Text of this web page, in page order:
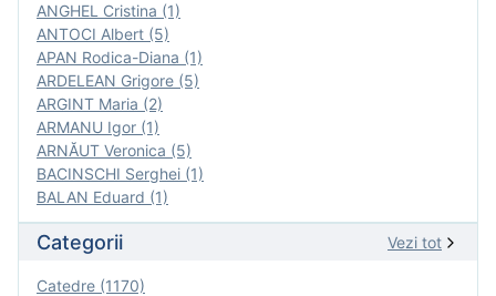
ANGHEL Cristina (1)
ANTOCI Albert (5)
APAN Rodica-Diana (1)
ARDELEAN Grigore (5)
ARGINT Maria (2)
ARMANU Igor (1)
ARNĂUT Veronica (5)
BACINSCHI Serghei (1)
BALAN Eduard (1)
Categorii Vezi tot
Catedre (1170)